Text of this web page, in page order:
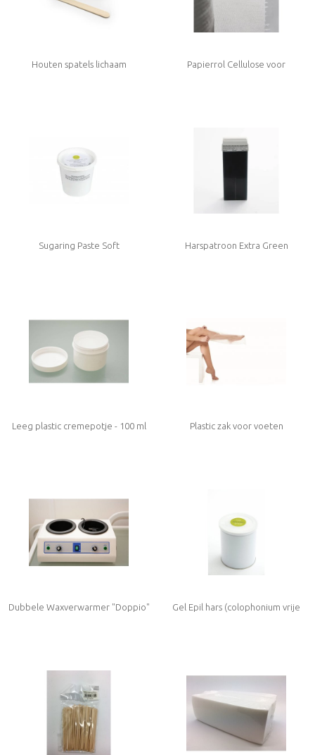
Houten spatels lichaam Papierrol Cellulose voor
Sugaring Paste Soft Harspatroon Extra Green
Leeg plastic cremepotje - 100 ml Plastic zak voor voeten
Dubbele Waxverwarmer "Doppio" Gel Epil hars (colophonium vrije